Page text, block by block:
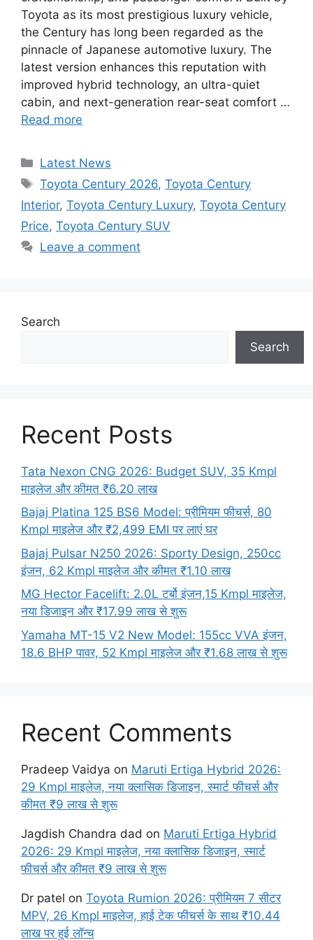
Toyota as its most prestigious luxury vehicle,
the Century has long been regarded as the
pinnacle of Japanese automotive luxury. The
latest version enhances this reputation with
improved hybrid technology, an ultra-quiet
cabin, and next-generation rear-seat comfort …
Read more
Categories
Latest News
Tags
Toyota Century 2026,Toyota Century
Interior, Toyota Century Luxury, Toyota Century
Price, Toyota Century SUV
Leave a comment
Search
Search
Recent Posts
Tata Nexon CNG 2026: Budget SUV, 35 Kmpl
माइलेज और कीमत ₹6.20 लाख
Bajaj Platina 125 BS6 Model: प्रीमियम फीचर्स, 80
Kmpl माइलेज और ₹2,499 EMI पर लाएं घर
Bajaj Pulsar N250 2026: Sporty Design, 250cc
इंजन, 62 Kmpl माइलेज और कीमत ₹1.10 लाख
MG Hector Facelift: 2.0L टर्बो इंजन,15 Kmpl माइलेज,
नया डिजाइन और ₹17.99 लाख से शुरू
Yamaha MT-15 V2 New Model: 155cc VVA इंजन,
18.6 BHP पावर, 52 Kmpl माइलेज और ₹1.68 लाख से शुरू
Recent Comments
Pradeep Vaidya on Maruti Ertiga Hybrid 2026:
29 Kmpl माइलेज, नया क्लासिक डिजाइन, स्मार्ट फीचर्स और
कीमत ₹9 लाख से शुरू
Jagdish Chandra dad on Maruti Ertiga Hybrid
2026: 29 Kmpl माइलेज, नया क्लासिक डिजाइन, स्मार्ट
फीचर्स और कीमत ₹9 लाख से शुरू
Dr patel on Toyota Rumion 2026: प्रीमियम 7 सीटर
MPV, 26 Kmpl माइलेज, हाई टेक फीचर्स के साथ ₹10.44
लाख पर हुई लॉन्च